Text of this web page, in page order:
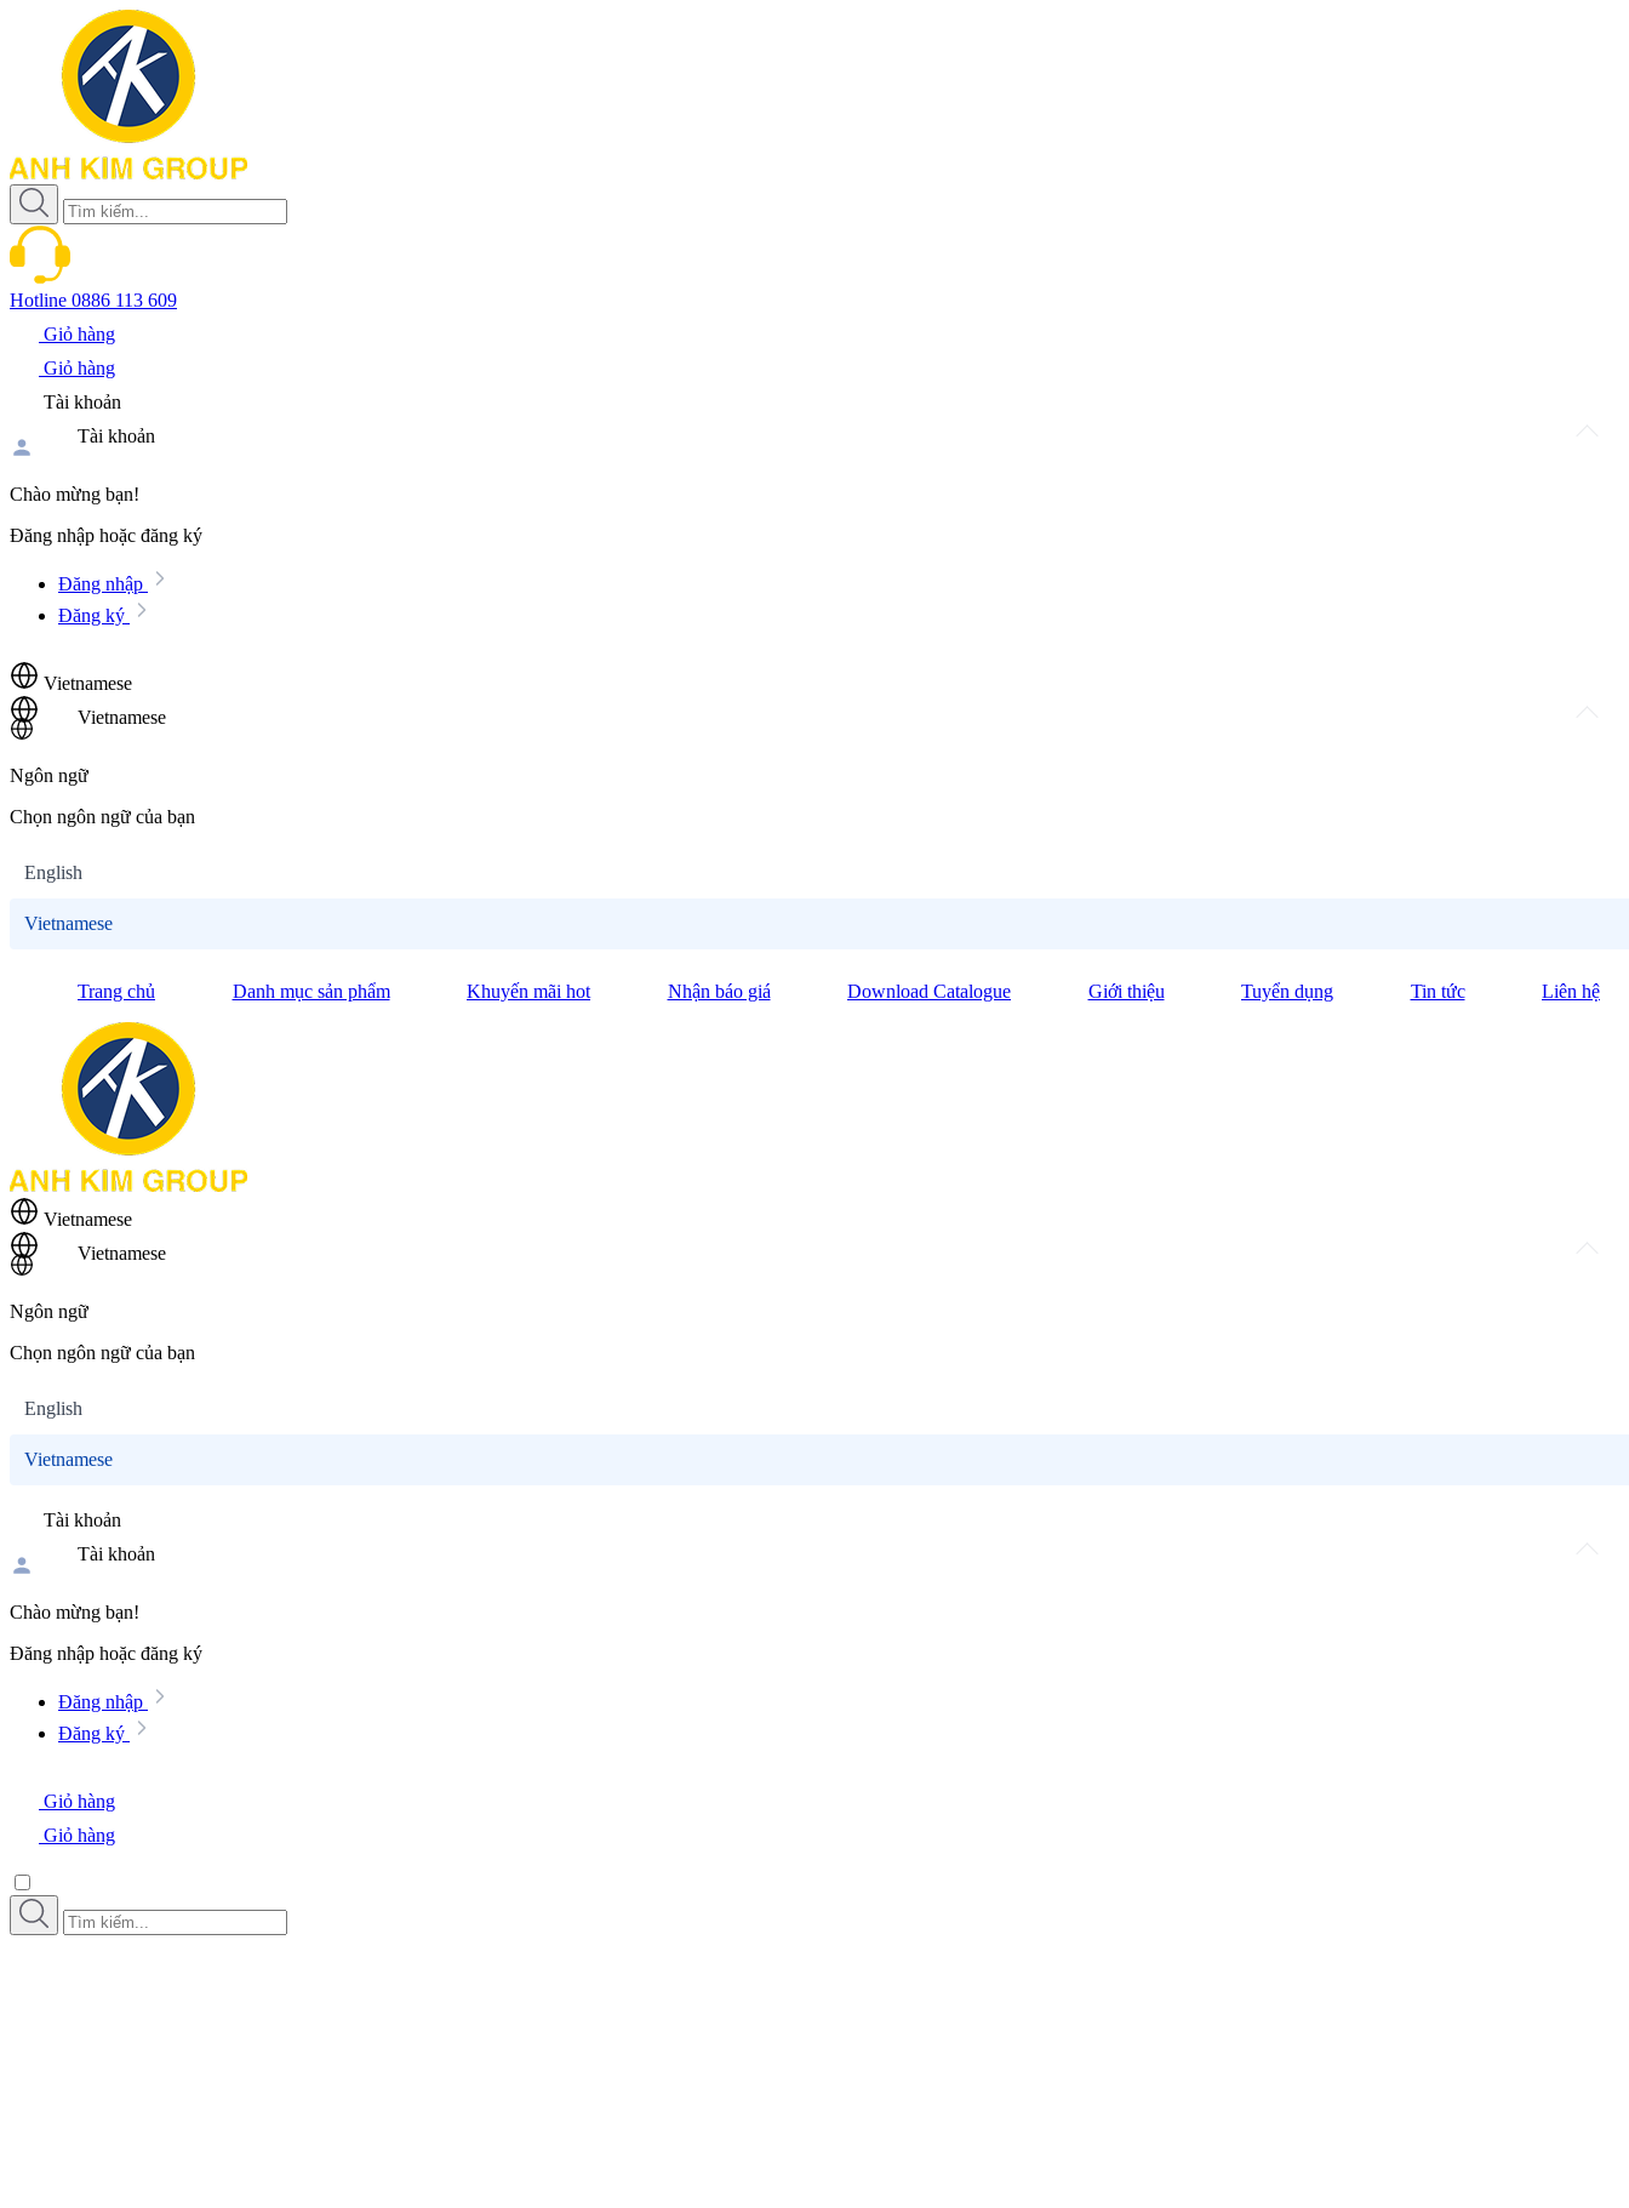
Hotline 0886 113 609
Giỏ hàng
Giỏ hàng
Tài khoản
Tài khoản
Chào mừng bạn!
Đăng nhập hoặc đăng ký
Đăng nhập
Đăng ký
Vietnamese
Vietnamese
Ngôn ngữ
Chọn ngôn ngữ của bạn
English
Vietnamese
Trang chủ Danh mục sản phẩm Khuyến mãi hot Nhận báo giá Download Catalogue Giới thiệu Tuyển dụng Tin tức Liên hệ
Vietnamese
Vietnamese
Ngôn ngữ
Chọn ngôn ngữ của bạn
English
Vietnamese
Tài khoản
Tài khoản
Chào mừng bạn!
Đăng nhập hoặc đăng ký
Đăng nhập
Đăng ký
Giỏ hàng
Giỏ hàng